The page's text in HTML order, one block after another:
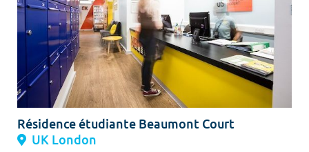
Résidence étudiante Beaumont Court
UK London